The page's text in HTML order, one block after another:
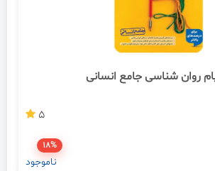
روان شناسی جامع انسانی
5
18%
ناموجود